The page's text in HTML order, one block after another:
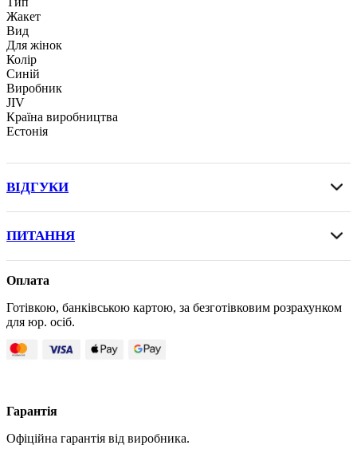
Жакет
Вид
Для жінок
Колір
Синій
Виробник
JIV
Країна виробництва
Естонія
ВІДГУКИ
ПИТАННЯ
Оплата
Готівкою, банківською картою, за безготівковим розрахунком
для юр. осіб.
Гарантія
Офіційна гарантія від виробника.